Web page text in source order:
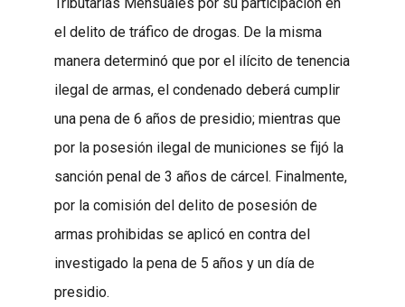
el delito de tráfico de drogas. De la misma
manera determinó que por el ilícito de tenencia
ilegal de armas, el condenado deberá cumplir
una pena de 6 años de presidio; mientras que
por la posesión ilegal de municiones se fijó la
sanción penal de 3 años de cárcel. Finalmente,
por la comisión del delito de posesión de
armas prohibidas se aplicó en contra del
investigado la pena de 5 años y un día de
presidio.